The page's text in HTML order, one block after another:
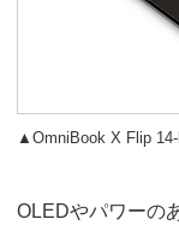
▲OmniBook X Flip 14-
OLEDやパワーの